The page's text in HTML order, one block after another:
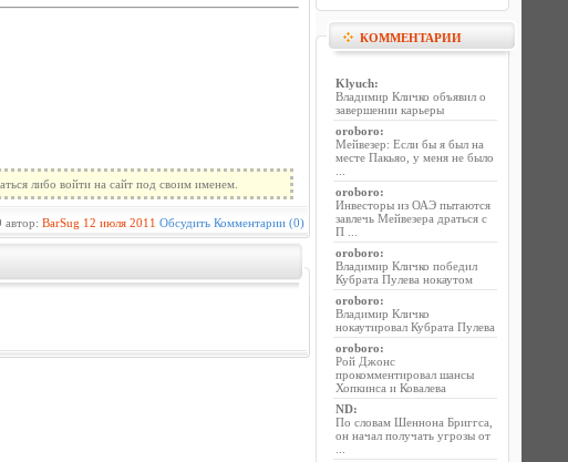
либо войти на сайт под своим именем.
BarSug 12 июля 2011 Обсудить Комментарии (0)
КОММЕНТАРИИ
Klyuch:
Владимир Кличко объявил о
завершении карьеры
oroboro:
Мейвезер: Если бы я был на
месте Пакьяо, у меня не было
oroboro:
Инвесторы из ОАЭ пытаются
завлечь Мейвезера драться с
П ...
oroboro:
Владимир Кличко победил
Кубрата Пулева нокаутом
oroboro:
Владимир Кличко
нокаутировал Кубрата Пулева
oroboro:
Рой Джонс
прокомментировал шансы
Хопкинса и Ковалева
ND:
По словам Шеннона Бриггса,
он начал получать угрозы от